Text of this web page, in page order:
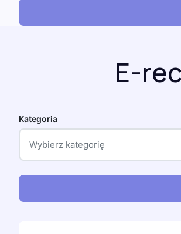
E-
Kategoria
Wybierz kategorię